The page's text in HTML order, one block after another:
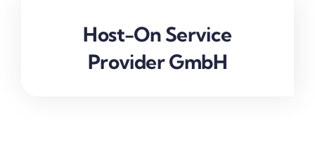
Host-On Service
Provider GmbH